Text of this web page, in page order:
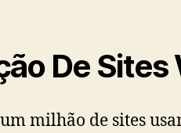
De Sites
milhão de sites